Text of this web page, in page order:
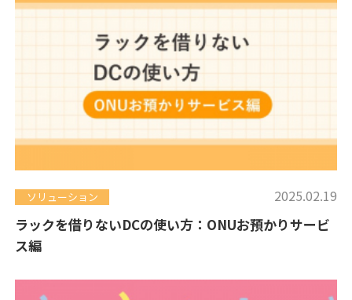
ソリューション 2025.02.19
ラックを借りないDCの使い方：ONUお預かりサービ
ス編